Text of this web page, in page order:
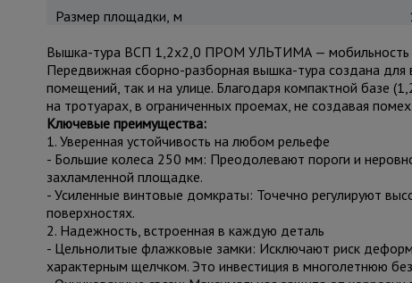
Размер площадки, м
Вышка-тура ВСП 1,2x2,0 ПРОМ УЛЬТИМА — мобильность
Передвижная сборно-разборная вышка-тура создана
помещений, так и на улице. Благодаря компактной базе
на тротуарах, в ограниченных проемах, не создавая помех
Ключевые преимущества:
1. Уверенная устойчивость на любом рельефе
- Большие колеса 250 мм: Преодолевают пороги и
захламленной площадке.
- Усиленные винтовые домкраты: Точечно регулируют
поверхностях.
2. Надежность, встроенная в каждую деталь
- Цельнолитые флажковые замки: Исключают риск
характерным щелчком. Это инвестиция в многолетнюю